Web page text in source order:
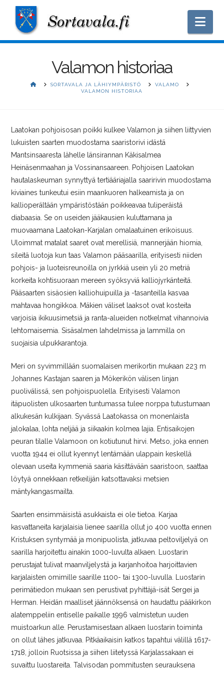
Valamon historiaa
HOMESORTAVALA JA LÄHIYMPÄRISTÖ
VALAMO
VALAMON HISTORIAA
Laatokan pohjoisosan poikki kulkee Valamon ja siihen liittyvien
lukuisten saarten muodostama saaristorivi idästä
Mantsinsaaresta lähelle länsirannan Käkisalmea
Heinäsenmaahan ja Vossinansaareen. Pohjoisen Laatokan
hautalaskeuman synnyttyä tertiääriajalla saaririvin muodostama
kiviaines tunkeutui esiin maankuoren halkeamista ja on
kallioperältään ympäristöstään poikkeavaa tuliperäistä
diabaasia. Se on useiden jääkausien kuluttamana ja
muovaamana Laatokan-Karjalan omalaatuinen erikoisuus.
Uloimmat matalat saaret ovat merellisiä, mannerjään hiomia,
sileitä luotoja kun taas Valamon pääsaarilla, erityisesti niiden
pohjois- ja luoteisreunoilla on jyrkkiä usein yli 20 metriä
korkeita kohtisuoraan mereen syöksyviä kalliojyrkänteitä.
Pääsaarten sisäosien kalliohuipuilla ja -tasanteilla kasvaa
mahtavaa hongikkoa. Mäkien väliset laaksot ovat kosteita
varjoisia ikikuusimetsiä ja ranta-alueiden notkelmat vihannoivia
lehtomaisemia. Sisäsalmen lahdelmissa ja lammilla on
suojaisia ulpukkarantoja.
Meri on syvimmillään suomalaisen merikortin mukaan 223 m
Johannes Kastajan saaren ja Mökerikön välisen linjan
puolivälissä, sen pohjoispuolella. Erityisesti Valamon
itäpuolisten ulkosaarten tuntumassa tulee norppa tutustumaan
alkukesän kulkijaan. Syvässä Laatokassa on monenlaista
jalokalaa, lohta neljää ja siikaakin kolmea lajia. Entisaikojen
peuran tilalle Valamoon on kotiutunut hirvi. Metso, joka ennen
vuotta 1944 ei ollut kyennyt lentämään ulappain keskellä
olevaan useita kymmeniä saaria käsittävään saaristoon, saattaa
löytyä onnekkaan retkeilijän katsottavaksi metsien
mäntykangasmailta.
Saarten ensimmäisistä asukkaista ei ole tietoa. Karjaa
kasvattaneita karjalaisia lienee saarilla ollut jo 400 vuotta ennen
Kristuksen syntymää ja monipuolista, jatkuvaa peltoviljelyä on
saarilla harjoitettu ainakin 1000-luvulta alkaen. Luostarin
perustajat tulivat maanviljelystä ja karjanhoitoa harjoittavien
karjalaisten omimille saarille 1100- tai 1300-luvulla. Luostarin
perimätiedon mukaan sen perustivat pyhittäjä-isät Sergei ja
Herman. Heidän maalliset jäännöksensä on haudattu pääkirkon
alatemppeliin entiselle paikalle 1996 valmistetun uuden
muistoarkun alle. Perustamisestaan alkaen luostarin toiminta
on ollut lähes jatkuvaa. Pitkäaikaisin katkos tapahtui välillä 1617-
1718, jolloin Ruotsissa ja siihen liitetyssä Karjalassakaan ei
suvaittu luostareita. Talvisodan pommitusten seurauksena